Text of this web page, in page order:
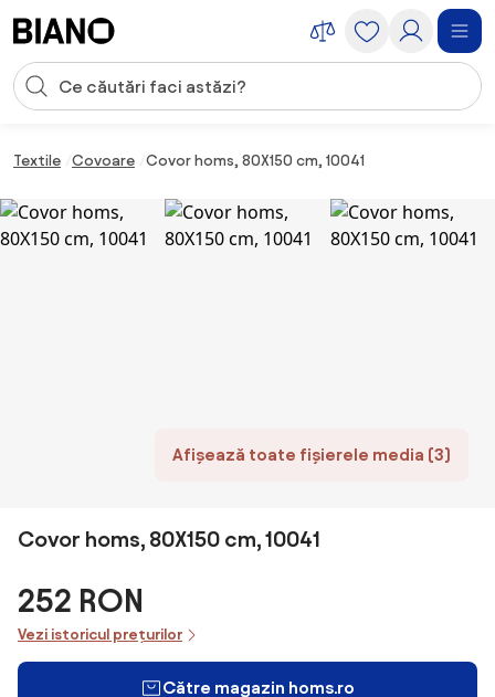
Introducerea căutării
Textile Covoare Covor homs, 80X150 cm, 10041
Afișează toate fișierele media (3)
Covor homs, 80X150 cm, 10041
252 RON
Vezi istoricul prețurilor
Către magazin homs.ro